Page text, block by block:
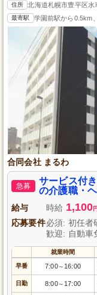
住所 北海道札幌市豊平区水
最寄駅 学園前駅から0.5km
合同会社 まるわ
急募
サービス付
の介護職・
給与 時給 1,100円
応募要件必須: 初任者
歓迎: 自動車
就業時間
早番 7:00～ 16:00
日勤 8:00～ 17:00